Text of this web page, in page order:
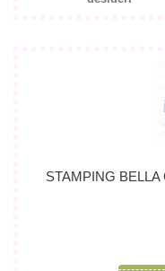
STAMPING